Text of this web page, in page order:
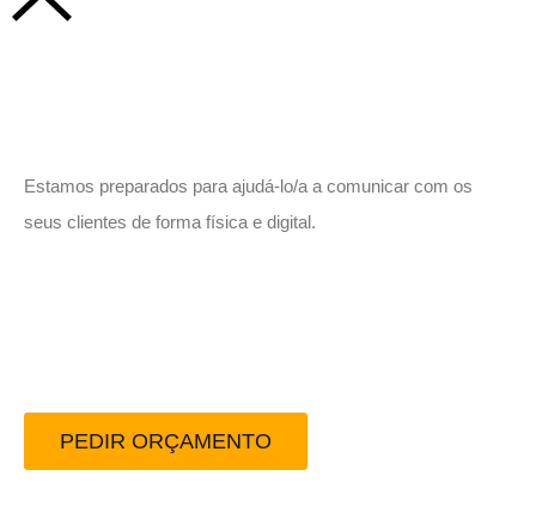
Estamos preparados para ajudá-lo/a a comunicar com os
seus clientes de forma física e digital.
PEDIR ORÇAMENTO